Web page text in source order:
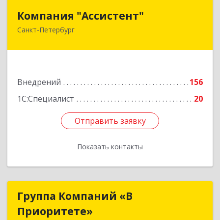
Компания "Ассистент"
Санкт-Петербург
Внедрений
156
1С:Специалист
20
Отправить заявку
Показать контакты
195112, Санкт-Петербург г, Малоохтинский пр-
Отправить заявку
Назад
Группа Компаний «В
Приоритете»
Группа Компаний «В